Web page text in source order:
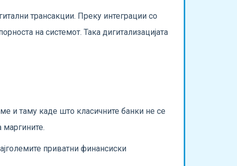
трансакции. Преку интеграции со
на системот. Така дигитализацијата
и таму каде што класичните банки не се
маргините.
приватни финансиски